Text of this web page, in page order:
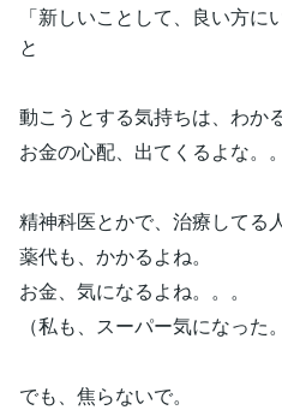
「新しいことして、良い方に
と
動こうとする気持ちは、わかる
お金の心配、出てくるよな。
精神科医とかで、治療してる
薬代も、かかるよね。
お金、気になるよね。。。
（私も、スーパー気になった
でも、焦らないで。